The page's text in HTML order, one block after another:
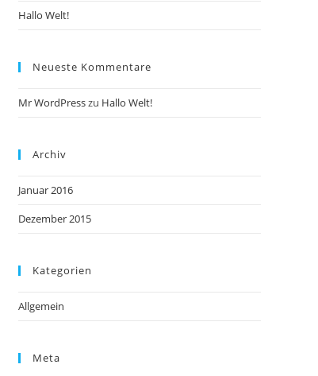
Hallo Welt!
Neueste Kommentare
Mr WordPresszu Hallo Welt!
Archiv
Januar 2016
Dezember 2015
Kategorien
Allgemein
Meta